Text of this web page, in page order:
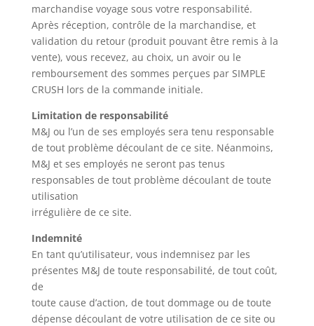
marchandise voyage sous votre responsabilité.
Après réception, contrôle de la marchandise, et
validation du retour (produit pouvant être remis à la
vente), vous recevez, au choix, un avoir ou le
remboursement des sommes perçues par SIMPLE
CRUSH lors de la commande initiale.
Limitation de responsabilité
M&J ou l’un de ses employés sera tenu responsable
de tout problème découlant de ce site. Néanmoins,
M&J et ses employés ne seront pas tenus
responsables de tout problème découlant de toute
utilisation
irrégulière de ce site.
Indemnité
En tant qu’utilisateur, vous indemnisez par les
présentes M&J de toute responsabilité, de tout coût,
de
toute cause d’action, de tout dommage ou de toute
dépense découlant de votre utilisation de ce site ou